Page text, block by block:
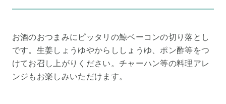
お酒のおつまみにピッタリの鯨ベーコンの切り落とし
です。生姜しょうゆやからししょうゆ、ポン酢等をつ
けてお召し上がりください。チャーハン等の料理アレ
ンジもお楽しみいただけます。